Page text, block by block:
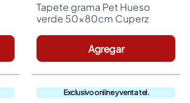
Tapete grama Pet Hueso
verde 50x80cm Cuperz
Agregar